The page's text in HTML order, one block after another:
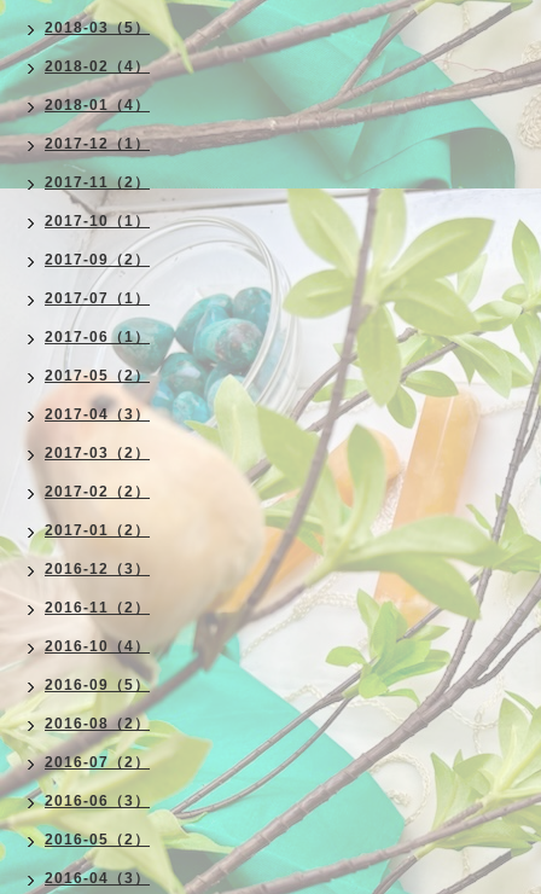
2018-03（5）
2018-02（4）
2018-01（4）
2017-12（1）
2017-11（2）
2017-10（1）
2017-09（2）
2017-07（1）
2017-06（1）
2017-05（2）
2017-04（3）
2017-03（2）
2017-02（2）
2017-01（2）
2016-12（3）
2016-11（2）
2016-10（4）
2016-09（5）
2016-08（2）
2016-07（2）
2016-06（3）
2016-05（2）
2016-04（3）